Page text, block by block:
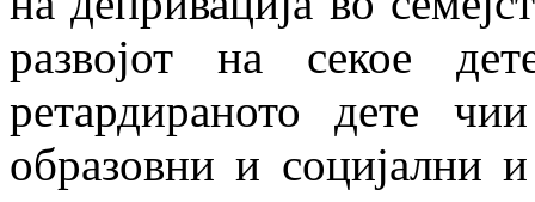
развојот на секое
ретардираното дете
образовни и социјални